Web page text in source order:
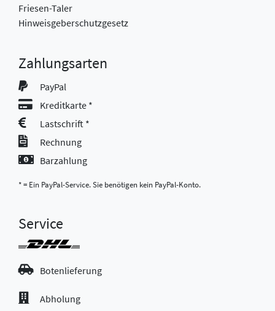
Friesen-Taler
Hinweisgeberschutzgesetz
Zahlungsarten
PayPal
Kreditkarte *
Lastschrift *
Rechnung
Barzahlung
* = Ein PayPal-Service. Sie benötigen kein PayPal-Konto.
Service
Botenlieferung
Abholung